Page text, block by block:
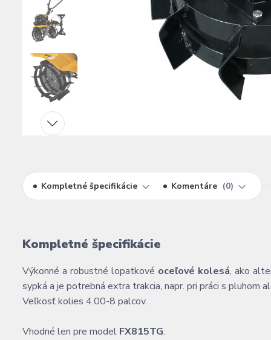
Kompletné špecifikácie Komentáre 0
Kompletné špecifikácie
Výkonné a robustné lopatkové oceľové kolesá, ako
sypká a je potrebná extra trakcia, napr. pri práci s pluhom
Veľkosť kolies 4.00-8 palcov.
Vhodné len pre model FX815TG.